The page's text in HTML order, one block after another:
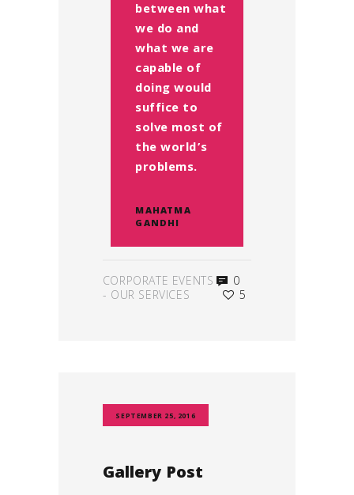
between what
we do and
what we are
capable of
doing would
suffice to
solve most of
the world’s
problems.
MAHATMA
GANDHI
CORPORATE EVENTS
- OUR SERVICES
0
5
SEPTEMBER 25, 2016
Gallery Post